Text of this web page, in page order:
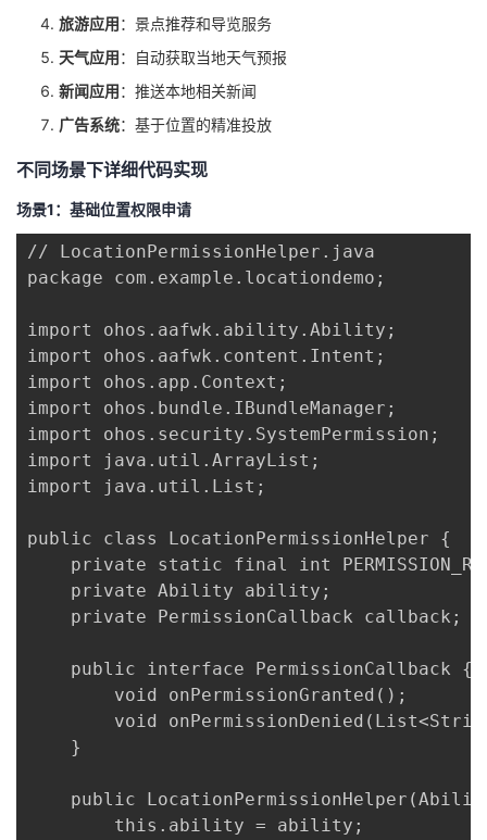
旅游应用：景点推荐和导览服务
天气应用：自动获取当地天气预报
新闻应用：推送本地相关新闻
广告系统：基于位置的精准投放
不同场景下详细代码实现
场景1：基础位置权限申请
// LocationPermissionHelper.java
package com.example.locationdemo;
import ohos.aafwk.ability.Ability;
import ohos.aafwk.content.Intent;
import ohos.app.Context;
import ohos.bundle.IBundleManager;
import ohos.security.SystemPermission;
import java.util.ArrayList;
import java.util.List;
public class LocationPermissionHelper {
private static final int
    private Ability ability;
    private PermissionCallback callback;
    public interface PermissionCallback {
        void onPermissionGranted();
void
    }
public
        this.ability = ability;